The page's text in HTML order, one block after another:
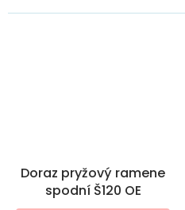
Doraz pryžový ramene
spodní Š120 OE